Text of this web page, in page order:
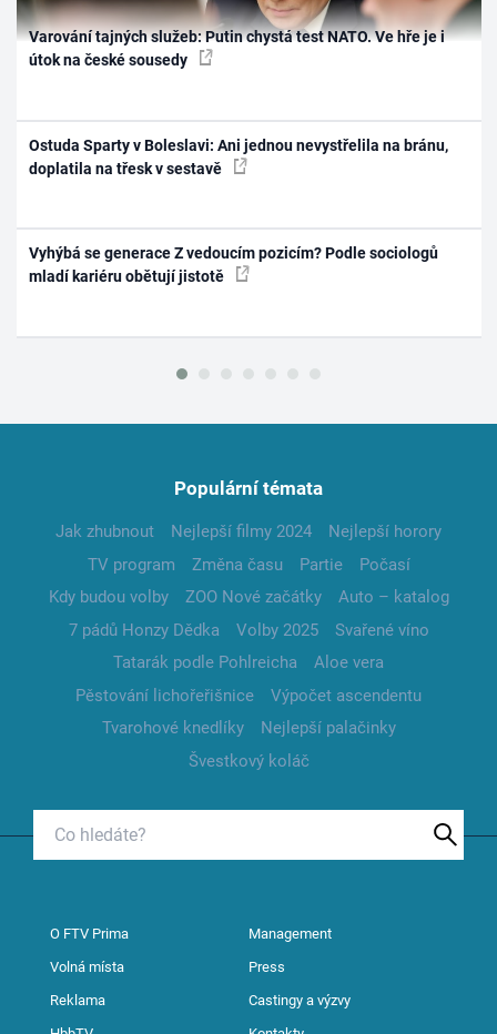
Varování tajných služeb: Putin chystá test NATO. Ve hře je i
útok na české sousedy
Ostuda Sparty v Boleslavi: Ani jednou nevystřelila na bránu,
doplatila na třesk v sestavě
Vyhýbá se generace Z vedoucím pozicím? Podle sociologů
mladí kariéru obětují jistotě
Populární témata
Jak zhubnout Nejlepší filmy 2024
Nejlepší horory
TV program
Změna času Partie
Počasí
Kdy budou volby
ZOO Nové začátky
Auto – katalog
7 pádů Honzy Dědka
Volby 2025
Svařené víno
Tatarák podle Pohlreicha
Aloe vera
Pěstování lichořeřišnice
Výpočet ascendentu
Tvarohové knedlíky
Nejlepší palačinky
Švestkový koláč
O FTV Prima Management
Volná místa Press
Reklama Castingy a výzvy